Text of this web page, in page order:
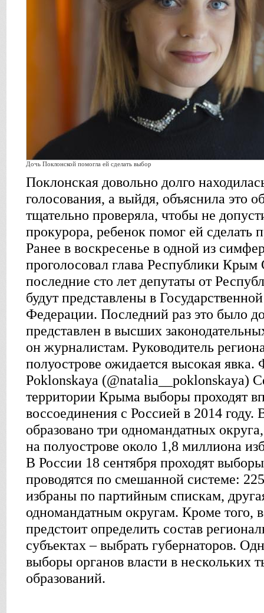
Дочь Поклонской помогла ей сделать выбор
Поклонская довольно долго
голосования, а выйдя, объяснила это
тщательно проверяла, чтобы не
прокурора, ребенок помог ей сделать
Ранее в воскресенье в одной из
проголосовал глава Республики
последние сто лет депутаты от
будут представлены в
Федерации. Последний раз это было
представлен в высших
он журналистам. Руководитель
полуострове ожидается высокая
Poklonskaya (@natalia__poklonskaya)
территории Крыма выборы проходят
воссоединения с Россией в 2014
образовано три одномандатных
на полуострове около 1,8 миллиона
В России 18 сентября проходят
проводятся по смешанной системе:
избраны по партийным спискам,
одномандатным округам. Кроме того,
предстоит определить состав
субъектах – выбрать губернаторов.
выборы органов власти в нескольких
образований.